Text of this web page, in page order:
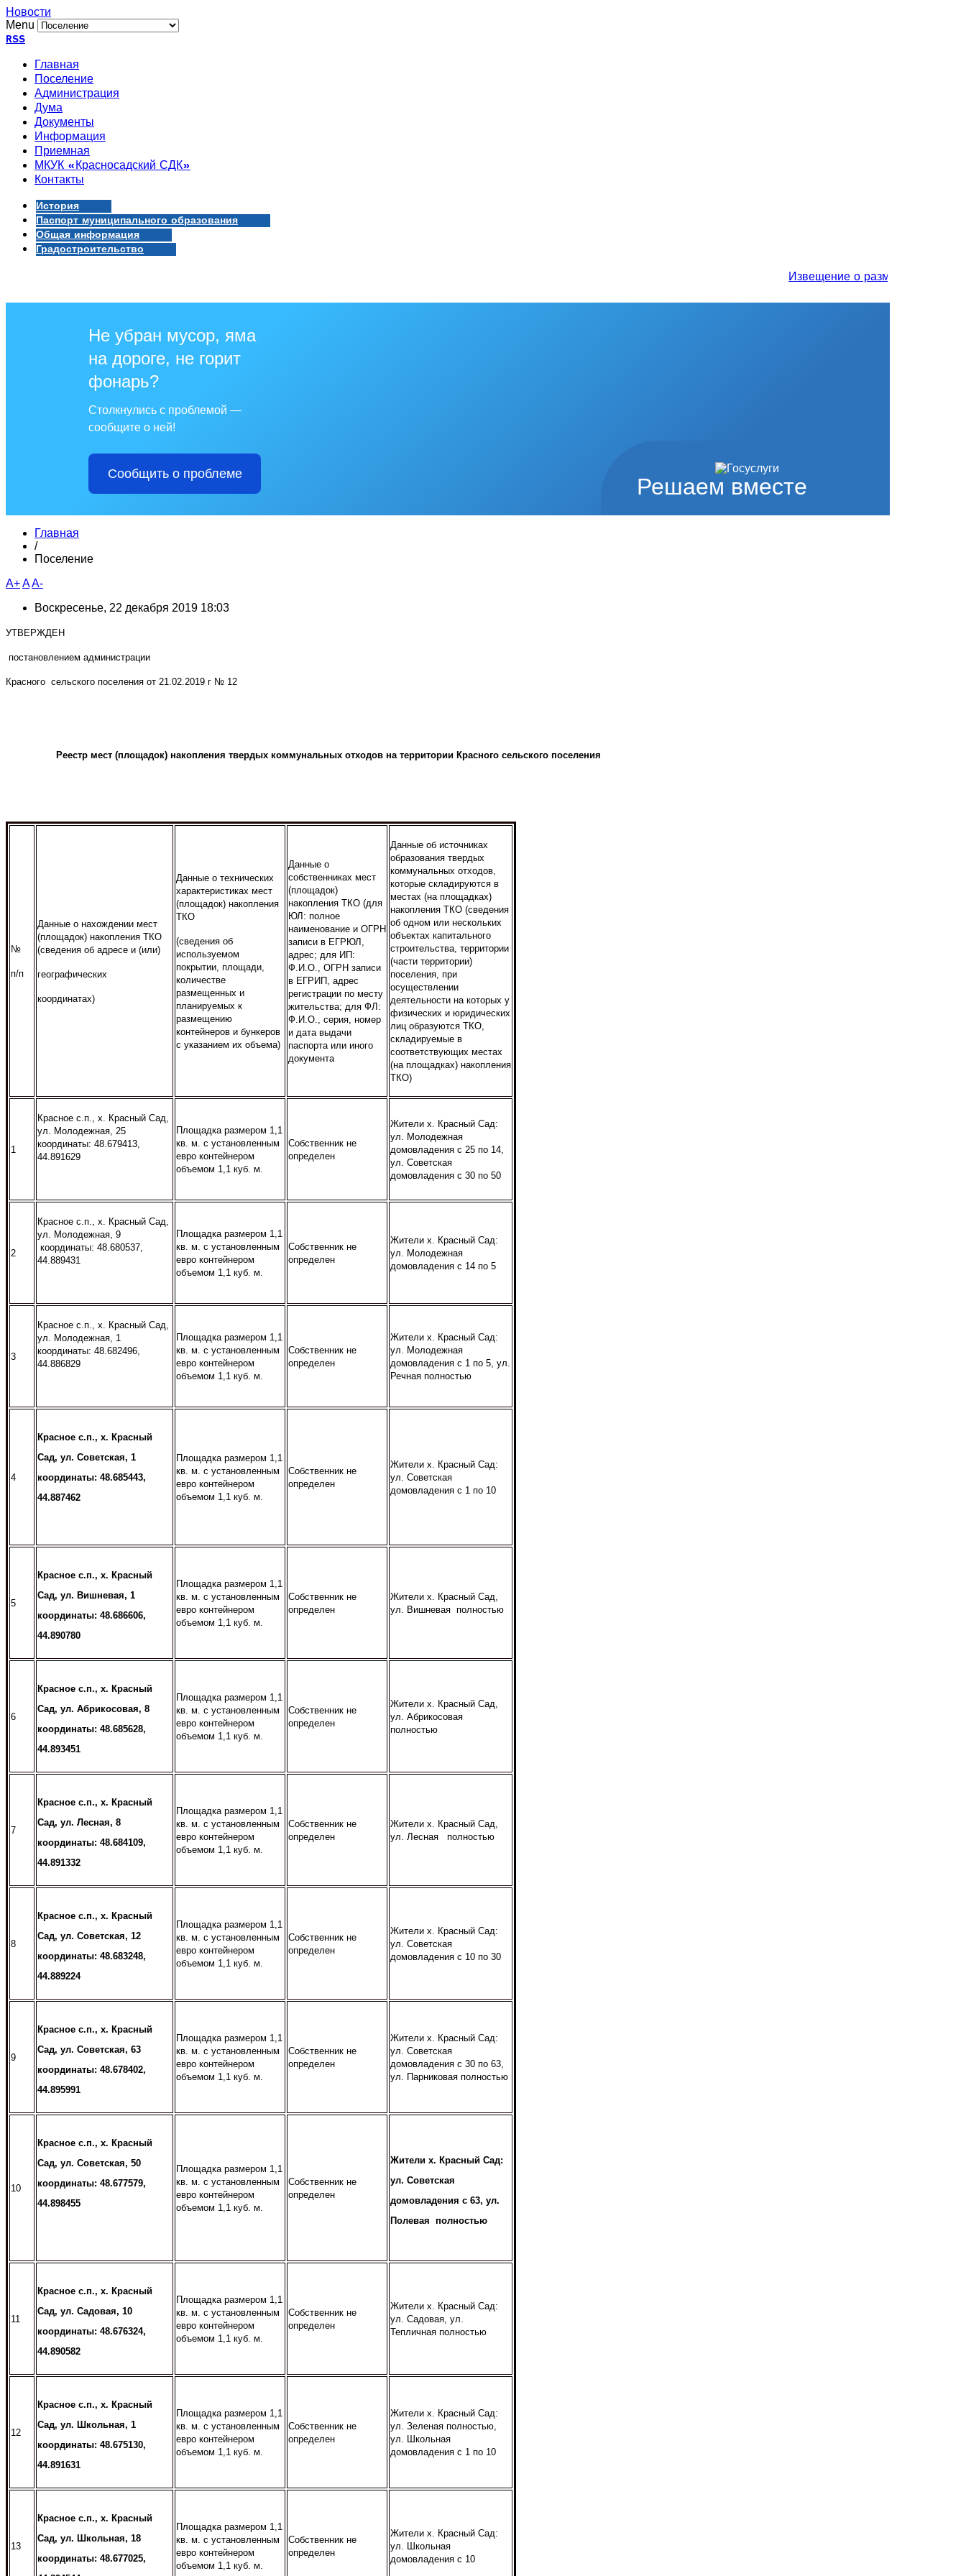
Новости
Menu
RSS
Главная
Поселение
Администрация
Дума
Документы
Информация
Приемная
МКУК «Красносадский СДК»
Контакты
История
Паспорт муниципального образования
Общая информация
Градостроительство
Извещение о размещении проекта
Решаем вместе
Не убран мусор, яма
на дороге, не горит
фонарь?
Столкнулись с проблемой —
сообщите о ней!
Сообщить о проблеме
Главная
/
Поселение
A+AA-
Воскресенье, 22 декабря 2019 18:03
УТВЕРЖДЕН
постановлением администрации
Красного сельского поселения от 21.02.2019 г № 12
Реестр мест (площадок) накопления твердых коммунальных отходов на территории Красного сельского поселения
№
п/п
Данные о нахождении мест
(площадок) накопления ТКО
(сведения об адресе и (или)
географических
координатах)
Данные о технических
характеристиках мест
(площадок) накопления
ТКО
(сведения об
используемом
покрытии, площади,
количестве
размещенных и
планируемых к
размещению
контейнеров и бункеров
с указанием их объема)
Данные о
собственниках мест
(площадок)
накопления ТКО (для
ЮЛ: полное
наименование и ОГРН
записи в ЕГРЮЛ,
адрес; для ИП:
Ф.И.О., ОГРН записи
в ЕГРИП, адрес
регистрации по месту
жительства; для ФЛ:
Ф.И.О., серия, номер
и дата выдачи
паспорта или иного
документа
Данные об источниках
образования твердых
коммунальных отходов,
которые складируются в
местах (на площадках)
накопления ТКО (сведения
об одном или нескольких
объектах капитального
строительства, территории
(части территории)
поселения, при
осуществлении
деятельности на которых у
физических и юридических
лиц образуются ТКО,
складируемые в
соответствующих местах
(на площадках) накопления
ТКО)
1
Красное с.п., х. Красный Сад,
ул. Молодежная, 25
координаты: 48.679413,
44.891629
Площадка размером 1,1
кв. м. с установленным
евро контейнером
объемом 1,1 куб. м.
Собственник не
определен
Жители х. Красный Сад:
ул. Молодежная
домовладения с 25 по 14,
ул. Советская
домовладения с 30 по 50
2
Красное с.п., х. Красный Сад,
ул. Молодежная, 9
координаты: 48.680537,
44.889431
Площадка размером 1,1
кв. м. с установленным
евро контейнером
объемом 1,1 куб. м.
Собственник не
определен
Жители х. Красный Сад:
ул. Молодежная
домовладения с 14 по 5
3
Красное с.п., х. Красный Сад,
ул. Молодежная, 1
координаты: 48.682496,
44.886829
Площадка размером 1,1
кв. м. с установленным
евро контейнером
объемом 1,1 куб. м.
Собственник не
определен
Жители х. Красный Сад:
ул. Молодежная
домовладения с 1 по 5, ул.
Речная полностью
4
Красное с.п., х. Красный
Сад, ул. Советская, 1
координаты: 48.685443,
44.887462
Площадка размером 1,1
кв. м. с установленным
евро контейнером
объемом 1,1 куб. м.
Собственник не
определен
Жители х. Красный Сад:
ул. Советская
домовладения с 1 по 10
5
Красное с.п., х. Красный
Сад, ул. Вишневая, 1
координаты: 48.686606,
44.890780
Площадка размером 1,1
кв. м. с установленным
евро контейнером
объемом 1,1 куб. м.
Собственник не
определен
Жители х. Красный Сад,
ул. Вишневая полностью
6
Красное с.п., х. Красный
Сад, ул. Абрикосовая, 8
координаты: 48.685628,
44.893451
Площадка размером 1,1
кв. м. с установленным
евро контейнером
объемом 1,1 куб. м.
Собственник не
определен
Жители х. Красный Сад,
ул. Абрикосовая
полностью
7
Красное с.п., х. Красный
Сад, ул. Лесная, 8
координаты: 48.684109,
44.891332
Площадка размером 1,1
кв. м. с установленным
евро контейнером
объемом 1,1 куб. м.
Собственник не
определен
Жители х. Красный Сад,
ул. Лесная полностью
8
Красное с.п., х. Красный
Сад, ул. Советская, 12
координаты: 48.683248,
44.889224
Площадка размером 1,1
кв. м. с установленным
евро контейнером
объемом 1,1 куб. м.
Собственник не
определен
Жители х. Красный Сад:
ул. Советская
домовладения с 10 по 30
9
Красное с.п., х. Красный
Сад, ул. Советская, 63
координаты: 48.678402,
44.895991
Площадка размером 1,1
кв. м. с установленным
евро контейнером
объемом 1,1 куб. м.
Собственник не
определен
Жители х. Красный Сад:
ул. Советская
домовладения с 30 по 63,
ул. Парниковая полностью
10
Красное с.п., х. Красный
Сад, ул. Советская, 50
координаты: 48.677579,
44.898455
Площадка размером 1,1
кв. м. с установленным
евро контейнером
объемом 1,1 куб. м.
Собственник не
определен
Жители х. Красный Сад:
ул. Советская
домовладения с 63, ул.
Полевая полностью
11
Красное с.п., х. Красный
Сад, ул. Садовая, 10
координаты: 48.676324,
44.890582
Площадка размером 1,1
кв. м. с установленным
евро контейнером
объемом 1,1 куб. м.
Собственник не
определен
Жители х. Красный Сад:
ул. Садовая, ул.
Тепличная полностью
12
Красное с.п., х. Красный
Сад, ул. Школьная, 1
координаты: 48.675130,
44.891631
Площадка размером 1,1
кв. м. с установленным
евро контейнером
объемом 1,1 куб. м.
Собственник не
определен
Жители х. Красный Сад:
ул. Зеленая полностью,
ул. Школьная
домовладения с 1 по 10
13
Красное с.п., х. Красный
Сад, ул. Школьная, 18
координаты: 48.677025,
Площадка размером 1,1
кв. м. с установленным
евро контейнером
объемом 1,1 куб. м.
Собственник не
определен
Жители х. Красный Сад:
ул. Школьная
домовладения с 10